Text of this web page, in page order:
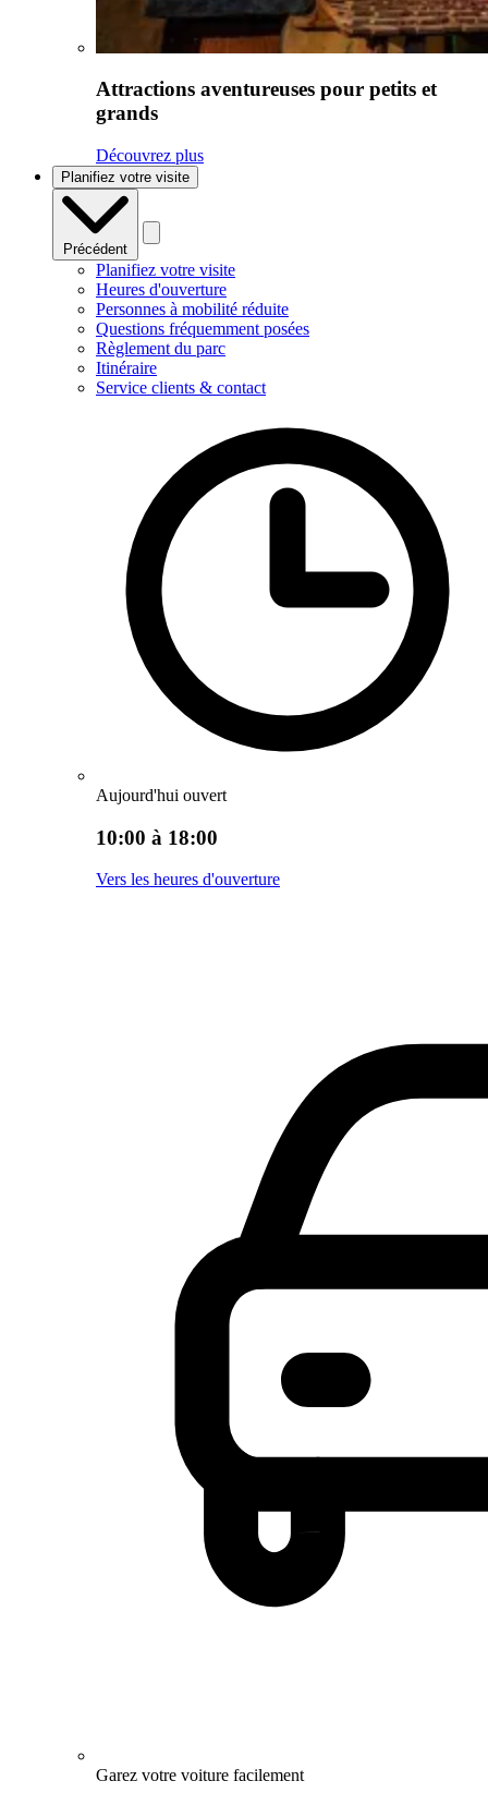
Attractions aventureuses pour petits et
grands
Découvrez plus
Planifiez votre visite
Précédent
Planifiez votre visite
Heures d'ouverture
Personnes à mobilité réduite
Questions fréquemment posées
Règlement du parc
Itinéraire
Service clients & contact
Aujourd'hui ouvert
10:00 à 18:00
Vers les heures d'ouverture
Garez votre voiture facilement